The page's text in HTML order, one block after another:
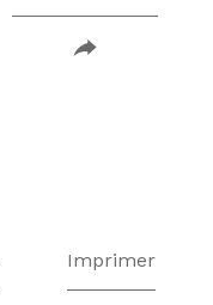
Imprimer